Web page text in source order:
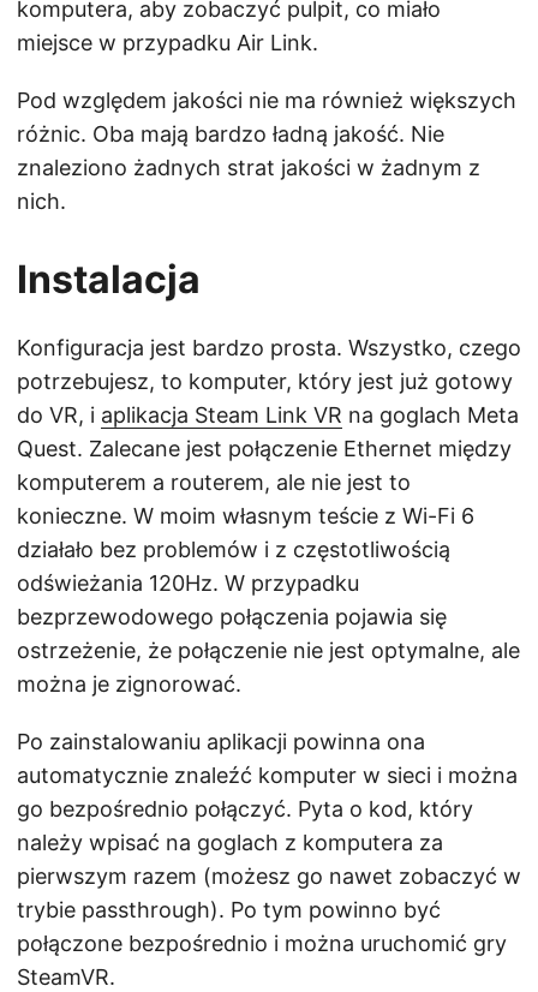
komputera, aby zobaczyć pulpit, co miało
miejsce w przypadku Air Link.
Pod względem jakości nie ma również większych
różnic. Oba mają bardzo ładną jakość. Nie
znaleziono żadnych strat jakości w żadnym z
nich.
Instalacja
Konfiguracja jest bardzo prosta. Wszystko, czego
potrzebujesz, to komputer, który jest już gotowy
do VR, i aplikacja Steam Link VR na goglach Meta
Quest. Zalecane jest połączenie Ethernet między
komputerem a routerem, ale nie jest to
konieczne. W moim własnym teście z Wi-Fi 6
działało bez problemów i z częstotliwością
odświeżania 120Hz. W przypadku
bezprzewodowego połączenia pojawia się
ostrzeżenie, że połączenie nie jest optymalne, ale
można je zignorować.
Po zainstalowaniu aplikacji powinna ona
automatycznie znaleźć komputer w sieci i można
go bezpośrednio połączyć. Pyta o kod, który
należy wpisać na goglach z komputera za
pierwszym razem (możesz go nawet zobaczyć w
trybie passthrough). Po tym powinno być
połączone bezpośrednio i można uruchomić gry
SteamVR.